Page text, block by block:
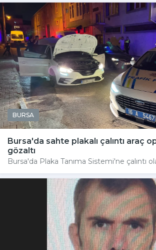
BURSA
Bursa'da sahte plakalı çalıntı araç
gözaltı
Bursa'da Plaka Tanıma Sistemi'ne çalıntı